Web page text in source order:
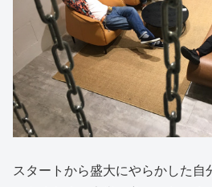
スタートから盛大にやらかした自